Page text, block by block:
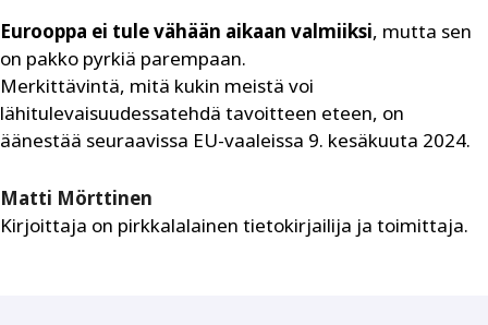
Eurooppa ei tule vähään aikaan valmiiksi, mutta sen
on pakko pyrkiä parempaan.
Merkittävintä, mitä kukin meistä voi
lähitulevaisuudessa­tehdä tavoitteen eteen, on
äänestää seuraavissa EU-vaaleissa ­9. kesäkuuta 2024.
Matti Mörttinen
Kirjoittaja on pirkkalalainen tietokirjailija ja toimittaja.